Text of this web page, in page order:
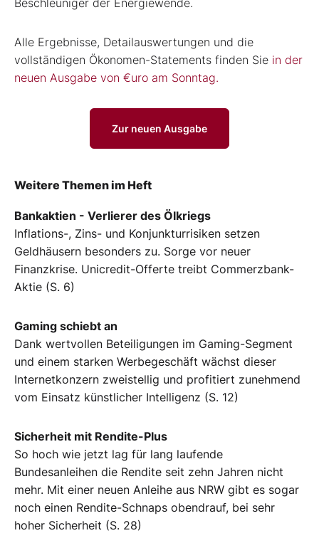
Alle Ergebnisse, Detailauswertungen und die
vollständigen Ökonomen-Statements finden Sie in der
neuen Ausgabe von €uro am Sonntag.
Zur neuen Ausgabe
Weitere Themen im Heft
Bankaktien - Verlierer des Ölkriegs
Inflations-, Zins- und Konjunkturrisiken setzen
Geldhäusern besonders zu. Sorge vor neuer
Finanzkrise. Unicredit-Offerte treibt Commerzbank-
Aktie (S. 6)
Gaming schiebt an
Dank wertvollen Beteiligungen im Gaming-Segment
und einem starken Werbegeschäft wächst dieser
Internetkonzern zweistellig und profitiert zunehmend
vom Einsatz künstlicher Intelligenz (S. 12)
Sicherheit mit Rendite-Plus
So hoch wie jetzt lag für lang laufende
Bundesanleihen die Rendite seit zehn Jahren nicht
mehr. Mit einer neuen Anleihe aus NRW gibt es sogar
noch einen Rendite-Schnaps obendrauf, bei sehr
hoher Sicherheit (S. 28)